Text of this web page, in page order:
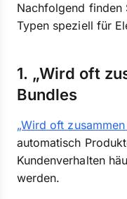
Nachfolgend finden
Typen speziell für
1. „Wird oft
Bundles
„Wird oft
automatisch
Kundenverhalten
werden.